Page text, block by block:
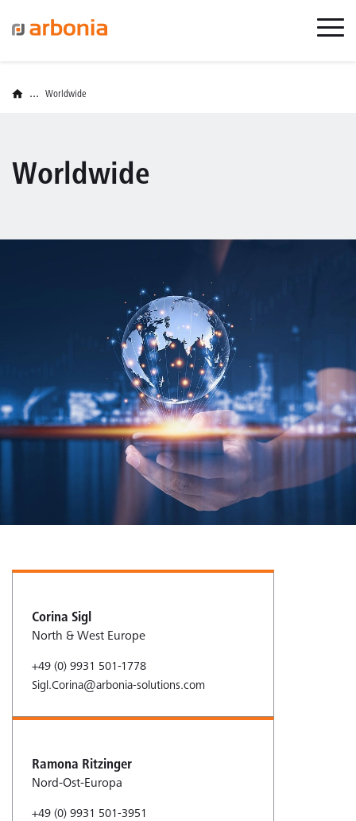
... Worldwide
Worldwide
Corina Sigl
North & West Europe
+49 (0) 9931 501-1778
Sigl.Corina@arbonia-solutions.com
Ramona Ritzinger
Nord-Ost-Europa
+49 (0) 9931 501-3951